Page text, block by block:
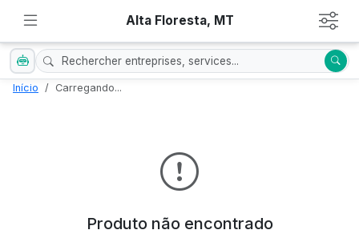
Alta Floresta, MT
Início Carregando...
Produto não encontrado